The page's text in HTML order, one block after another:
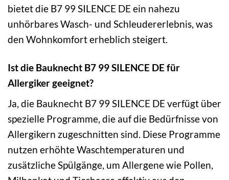
bietet die B7 99 SILENCE DE ein nahezu
unhörbares Wasch- und Schleudererlebnis, was
den Wohnkomfort erheblich steigert.
Ist die Bauknecht B7 99 SILENCE DE für
Allergiker geeignet?
Ja, die Bauknecht B7 99 SILENCE DE verfügt über
spezielle Programme, die auf die Bedürfnisse von
Allergikern zugeschnitten sind. Diese Programme
nutzen erhöhte Waschtemperaturen und
zusätzliche Spülgänge, um Allergene wie Pollen,